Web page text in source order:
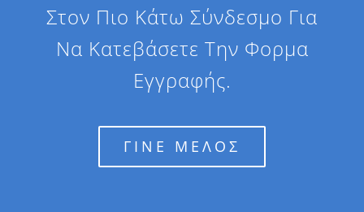
Στον Πιο Κάτω Σύνδεσμο Για
Να Κατεβάσετε Την Φορμα
Εγγραφής.
ΓΙΝΕ ΜΕΛΟΣ